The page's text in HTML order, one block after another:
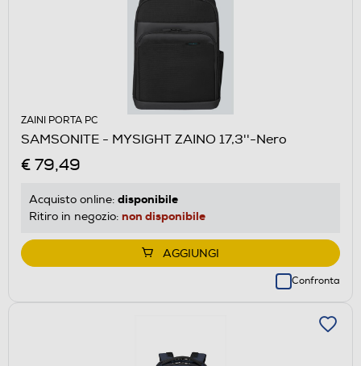
ZAINI PORTA PC
SAMSONITE - MYSIGHT ZAINO 17,3''-Nero
€ 79,49
Acquisto online: disponibile
Ritiro in negozio: non disponibile
AGGIUNGI
Confronta